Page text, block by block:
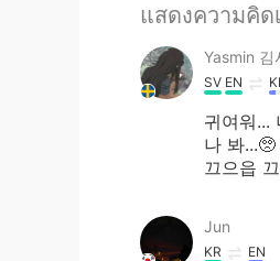
แสดงความคิด
Yasmin 김
SV EN
귀여워...
나 봐
끄으읍
Jun
KR EN